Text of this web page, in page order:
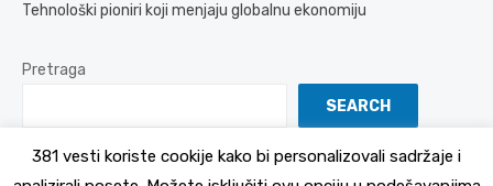
Tehnološki pioniri koji menjaju globalnu ekonomiju
Pretraga
SEARCH
381 vesti koriste cookije kako bi personalizovali sadržaje i